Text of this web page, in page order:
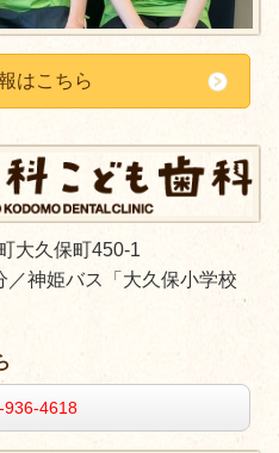
はこちら
大久保町450-1
／神姫バス「大久保小学校
936-4618